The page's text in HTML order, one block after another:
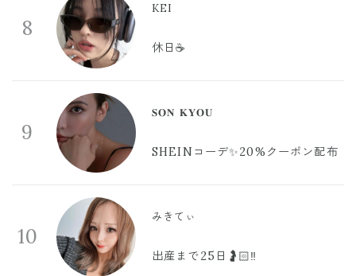
8
KEI
休日☕️
9
𝐒𝐎𝐍 𝐊𝐘𝐎𝐔
SHEINコーデ✨20%クーポン配布
10
みきてぃ
出産まで25日🤰🏻‼️